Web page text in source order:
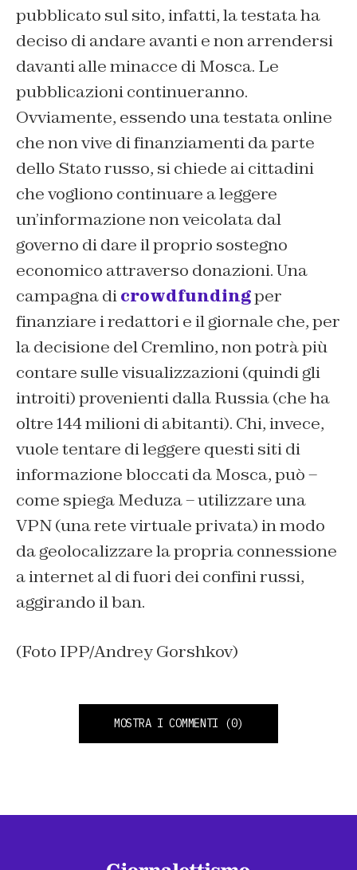
pubblicato sul sito, infatti, la testata ha
deciso di andare avanti e non arrendersi
davanti alle minacce di Mosca. Le
pubblicazioni continueranno.
Ovviamente, essendo una testata online
che non vive di finanziamenti da parte
dello Stato russo, si chiede ai cittadini
che vogliono continuare a leggere
un’informazione non veicolata dal
governo di dare il proprio sostegno
economico attraverso donazioni. Una
campagna dicrowdfundingper
finanziare i redattori e il giornale che, per
la decisione del Cremlino, non potrà più
contare sulle visualizzazioni (quindi gli
introiti) provenienti dalla Russia (che ha
oltre 144 milioni di abitanti). Chi, invece,
vuole tentare di leggere questi siti di
informazione bloccati da Mosca, può –
come spiega Meduza – utilizzare una
VPN (una rete virtuale privata) in modo
da geolocalizzare la propria connessione
a internet al di fuori dei confini russi,
aggirando il ban.
(Foto IPP/Andrey Gorshkov)
MOSTRA I COMMENTI (0)